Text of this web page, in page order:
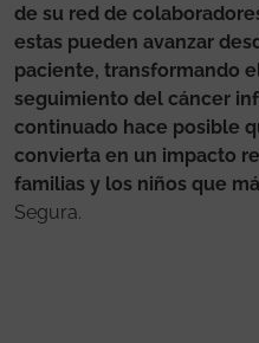
de su red de
estas pueden avanzar
paciente, transformando
seguimiento del cáncer
continuado hace posible
convierta en un impacto
familias y los niños que
Segura.